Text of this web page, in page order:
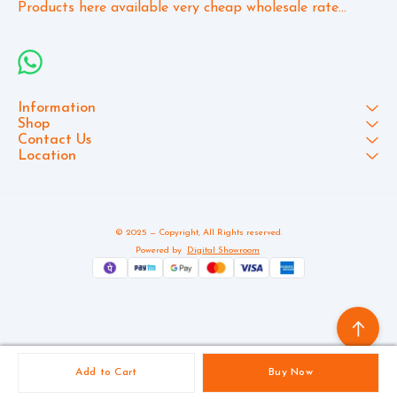
Add to Cart Buy Now
Products here available very cheap wholesale rate...
Information
Shop
Contact Us
Location
© 2025 — Copyright, All Rights reserved.
Powered
by Digital Showroom